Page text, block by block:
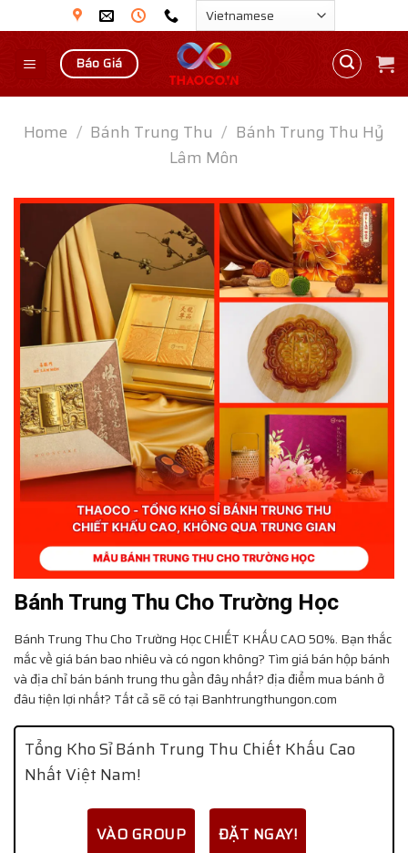
to
content
Báo Giá
Home / Bánh Trung Thu / Bánh Trung Thu Hỷ
Lâm Môn
Bánh Trung Thu Cho Trường Học
Bánh Trung Thu Cho Trường HọcCHIẾT KHẤU CAO 50%. Bạn thắc
mắc về giá bán bao nhiêu và có ngon không? Tìm giá bán hộp bánh
và địa chỉ bán bánh trung thu gần đây nhất? địa điểm mua bánh ở
đâu tiện lợi nhất? Tất cả sẽ có tại Banhtrungthungon.com
Tổng Kho Sỉ Bánh Trung Thu Chiết Khấu Cao
Nhất Việt Nam!
VÀO GROUP ĐẶT NGAY!